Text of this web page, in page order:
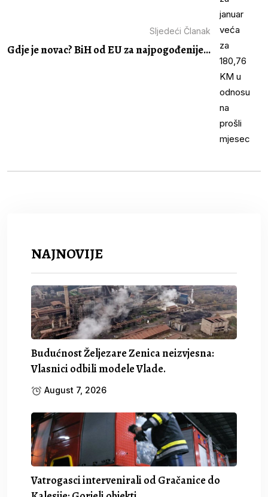
Sljedeći Članak
Gdje je novac? BiH od EU za najpogođenije...
NAJNOVIJE
Budućnost Željezare Zenica neizvjesna:
Vlasnici odbili modele Vlade.
August 7, 2026
Vatrogasci intervenirali od Gračanice do